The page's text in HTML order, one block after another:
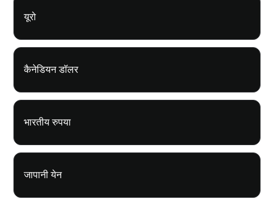
यूरो
कैनेडियन डॉलर
भारतीय रुपया
जापानी येन